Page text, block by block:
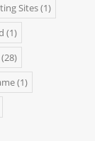
Sites(1)
(1)
(28)
(1)